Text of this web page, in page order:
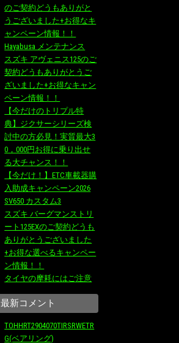
のご契約どうもありがと
うございました+お得なキ
ャンペーン情報！！
Hayabusa メンテナンス
スズキ アヴェニス125のご
契約どうもありがとうご
ざいました+お得なキャン
ペーン情報！！
【今だけのトリプル特
典】ジクサーシリーズ検
討中の方必見！実質最大3
0，000円お得に乗り出せ
る大チャンス！！
【今だけ！】ETC車載器購
入助成キャンペーン2026
SV650 カスタム3
スズキ バーグマンストリ
ート125EXのご契約どうも
ありがとうございました
+お得な選べるキャンペー
ン情報！！
タイヤの摩耗にはご注意
最新コメント
TOHHRT2904070TIRSRWETR
G(ベアリング)